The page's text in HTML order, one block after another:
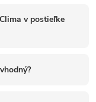
v postieľke